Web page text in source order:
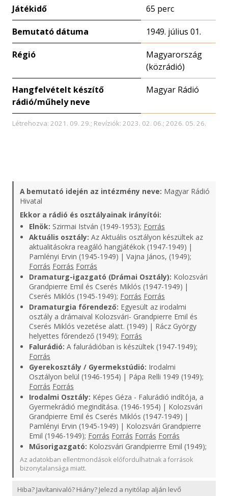
Játékidő 65 perc
Bemutató dátuma 1949. július 01.
Régió
Magyarország
(közrádió)
Hangfelvételt készítő
rádió/műhely neve
Magyar Rádió
Létrehozva: 2021. 09. 29.; Revíziók: 2023. 02. 06.; 2026. 05. 26.
A bemutató idején az intézmény neve: Magyar Rádió
Hivatal
Ekkor a rádió és osztályainak irányítói:
Elnök: Szirmai István (1949-1953); Forrás
Aktuális osztály: Az Aktuális osztályon készültek az
aktualitásokra reagáló hangjátékok (1947-1949) |
Pamlényi Ervin (1945-1949) | Vajna János, (1949);
Forrás Forrás Forrás
Dramaturg-igazgató (Drámai Osztály): Kolozsvári
Grandpierre Emil és Cserés Miklós (1947-1949) |
Cserés Miklós (1945-1949); Forrás Forrás
Dramaturgia főrendező: Egyesült az irodalmi
osztály a drámaival Kolozsvári- Grandpierre Emil és
Cserés Miklós vezetése alatt. (1949) | Rácz György
helyettes főrendező (1949); Forrás
Falurádió: A falurádióban is készültek (1947-1949);
Forrás
Gyerekosztály / Gyermekstúdió: Irodalmi
Osztályon belül (1946-1954) | Pápa Relli 1949 (1949);
Forrás Forrás
Irodalmi Osztály: Képes Géza - Falurádió indítója, a
Gyermekrádió megindítása. (1946-1954) | Kolozsvári
Grandpierre Emil és Cserés Miklós (1947-1949) |
Pamlényi Ervin (1945-1949) | Kolozsvári Grandpierre
Emil (1946-1949); Forrás Forrás Forrás Forrás
Műsorigazgató: Kolozsvári Grandpierrre Emil (1949);
Az adatokban ellentmondások előfordulhatnak a források
bizonytalansága miatt.
Hiba? Javítanivaló? Hiány? Jelezd a nyitólap alján levő